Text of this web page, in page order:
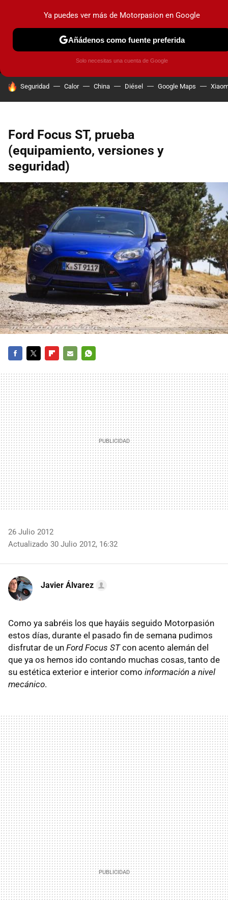
MENÚ NUEVO
COCHES ELÉCTRICOS OBSERVATORIO
HOY SE HABLA DE
Seguridad Calor China Diésel Google Maps
Ford Focus ST, prueba
(equipamiento, versiones y
seguridad)
MAIL
26 Julio 2012
Actualizado 30 Julio 2012, 16:32
Javier Álvarez
Como ya sabréis los que hayáis seguido Motorpasión
estos días, durante el pasado fin de semana pudimos
disfrutar de un Ford Focus STcon acento alemán del
que ya os hemos ido contando muchas cosas, tanto de
su estética exterior e interior como información a nivel
mecánico.
Ya puedes ver más de Motorpasion en Google
Añádenos como fuente preferida
Solo necesitas una cuenta de Google